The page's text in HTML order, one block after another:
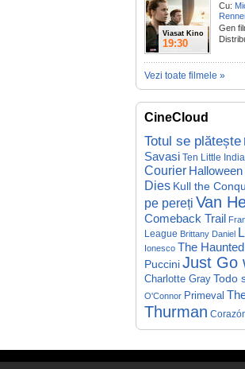
Viasat Kino
19:30
Cu:
Gen
Vezi toate filmele »
CineCloud
Totul se plătește
Savasi Ten Little
Courier Halloween
Dies Kull the
pe pereți Van
Comeback Trail
League Brittany Daniel
Ionesco The
PucciniJust Go
Charlotte Gray Todo
O'Connor Primeval
Thurman